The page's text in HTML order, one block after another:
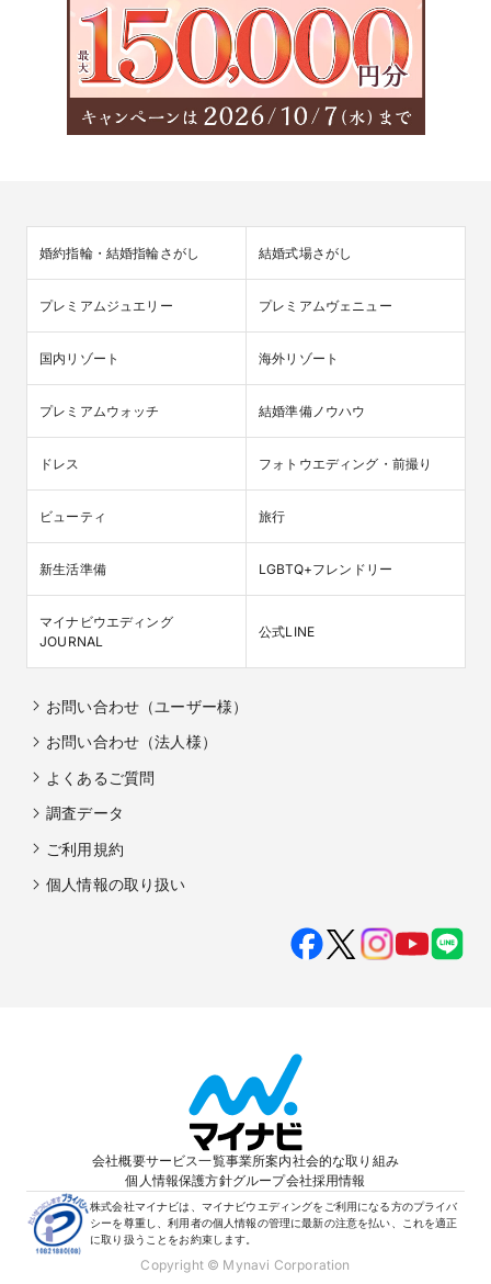
婚約指輪・結婚指輪さがし 結婚式場さがし
プレミアムジュエリー プレミアムヴェニュー
国内リゾート 海外リゾート
プレミアムウォッチ 結婚準備ノウハウ
ドレス フォトウエディング・前撮り
ビューティ 旅行
新生活準備 LGBTQ+フレンドリー
マイナビウエディング
JOURNAL
公式LINE
お問い合わせ（ユーザー様）
お問い合わせ（法人様）
よくあるご質問
調査データ
ご利用規約
個人情報の取り扱い
会社概要サービス一覧事業所案内社会的な取り組み
個人情報保護方針グループ会社採用情報
株式会社マイナビは、マイナビウエディングをご利用になる方のプライバ
シーを尊重し、利用者の個人情報の管理に最新の注意を払い、これを適正
に取り扱うことをお約束します。
Copyright © Mynavi Corporation